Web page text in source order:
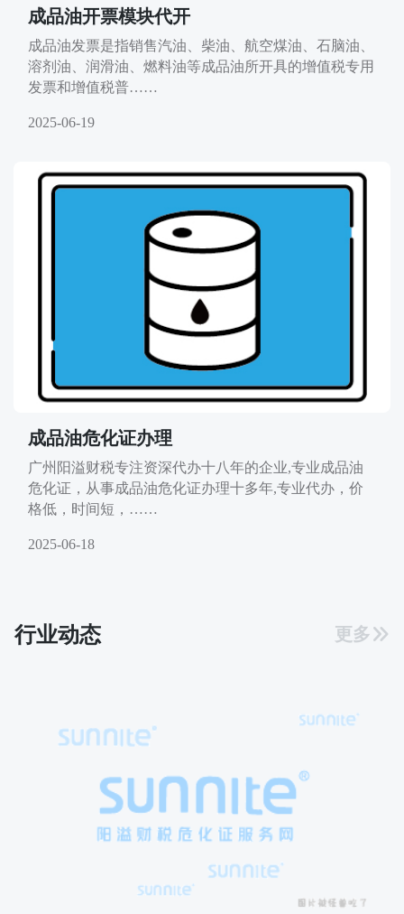
成品油开票模块代开
成品油发票是指销售汽油、柴油、航空煤油、石脑油、
溶剂油、润滑油、燃料油等成品油所开具的增值税专用
发票和增值税普……
2025-06-19
成品油危化证办理
广州阳溢财税专注资深代办十八年的企业,专业成品油
危化证，从事成品油危化证办理十多年,专业代办，价
格低，时间短，……
2025-06-18
行业动态 更多